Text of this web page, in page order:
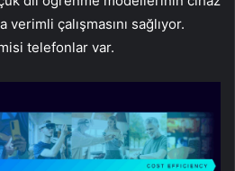
verimli çalışmasını sağlıyor.
telefonlar var.